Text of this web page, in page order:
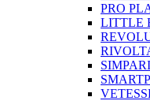
PRO
LITTLE